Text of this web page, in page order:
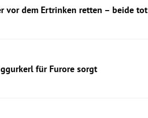
vor dem Ertrinken retten – beide tot
für Furore sorgt